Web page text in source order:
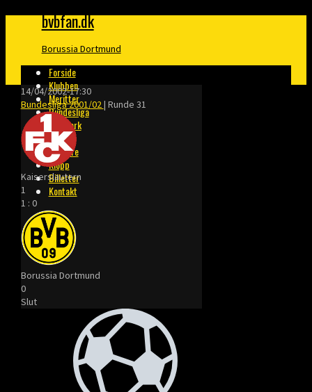
bvbfan.dk
Borussia Dortmund
Forside
Klubben
Meritter
Bundesliga
Danmark
Finaler
Trænere
Klopp
Billetter
Kontakt
14/04/2002-17:30
Bundesliga 2001/02| Runde 31
Kaiserslautern
1
1 : 0
Borussia Dortmund
0
Slut